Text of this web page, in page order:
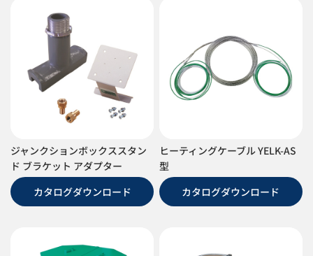
ジャンクションボックススタン
ド ブラケット アダプター
カタログダウンロード
ヒーティングケーブル YELK-AS
型
カタログダウンロード